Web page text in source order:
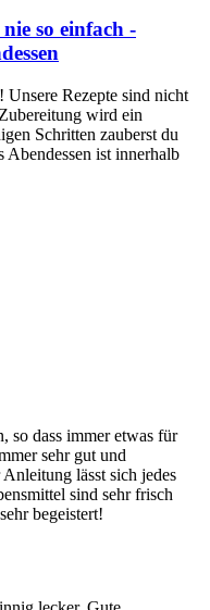
so einfach -
Unsere Rezepte sind nicht
wird ein
Schritten zauberst du
ist innerhalb
so dass immer etwas für
sehr gut und
lässt sich jedes
sind sehr frisch
begeistert!